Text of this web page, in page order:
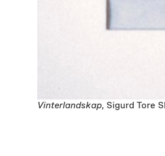
Vinterlandskap, Sigurd Tore